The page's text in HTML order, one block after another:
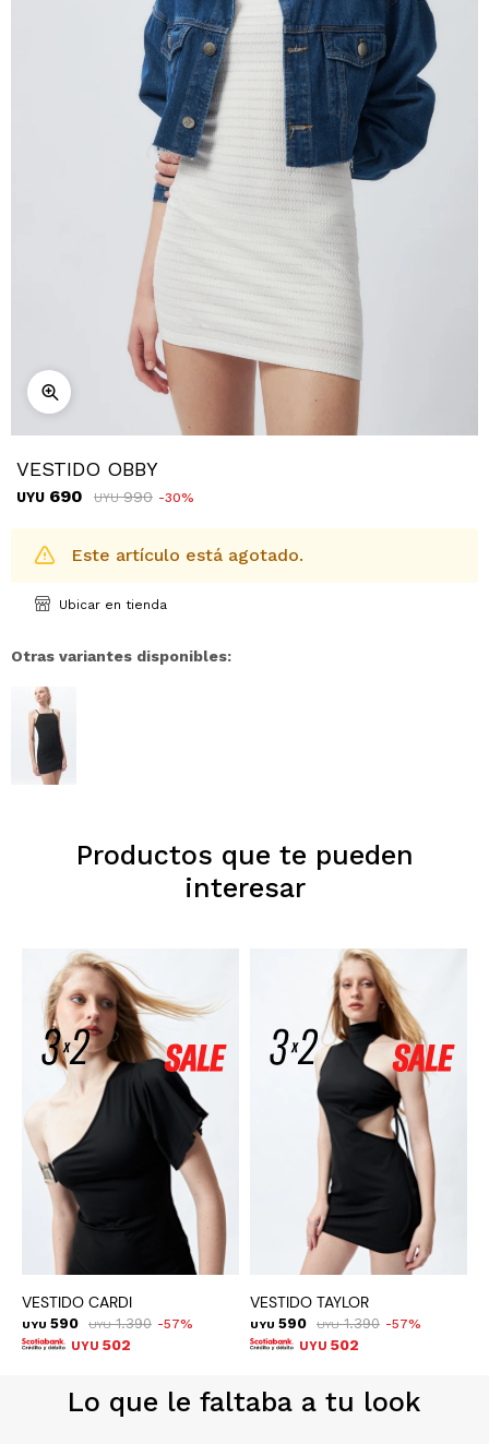
VESTIDO OBBY
UYU 690 UYU 990 30
Este artículo está agotado.
Ubicar en tienda
Otras variantes disponibles:
Productos que te pueden
interesar
VESTIDO CARDI
UYU 590 UYU 1.390 57
UYU 502
VESTIDO TAYLOR
UYU 590 UYU 1.390 57
UYU 502
Lo que le faltaba a tu look